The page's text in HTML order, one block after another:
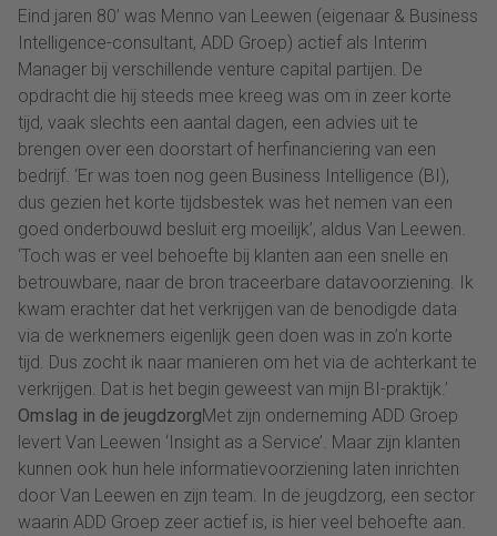
Eind jaren 80’ was Menno van Leewen (eigenaar & Business
Intelligence-consultant, ADD Groep) actief als Interim
Manager bij verschillende venture capital partijen. De
opdracht die hij steeds mee kreeg was om in zeer korte
tijd, vaak slechts een aantal dagen, een advies uit te
brengen over een doorstart of herfinanciering van een
bedrijf. ‘Er was toen nog geen Business Intelligence (BI),
dus gezien het korte tijdsbestek was het nemen van een
goed onderbouwd besluit erg moeilijk’, aldus Van Leewen.
‘Toch was er veel behoefte bij klanten aan een snelle en
betrouwbare, naar de bron traceerbare datavoorziening. Ik
kwam erachter dat het verkrijgen van de benodigde data
via de werknemers eigenlijk geen doen was in zo’n korte
tijd. Dus zocht ik naar manieren om het via de achterkant te
verkrijgen. Dat is het begin geweest van mijn BI-praktijk.’
Omslag in de jeugdzorgMet zijn onderneming ADD Groep
levert Van Leewen ‘Insight as a Service’. Maar zijn klanten
kunnen ook hun hele informatievoorziening laten inrichten
door Van Leewen en zijn team. In de jeugdzorg, een sector
waarin ADD Groep zeer actief is, is hier veel behoefte aan.